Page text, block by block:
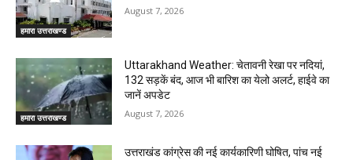
हमारा उत्तराखण्ड
August 7, 2026
हमारा उत्तराखण्ड
Uttarakhand Weather: चेतावनी रेखा पर नदियां,
132 सड़कें बंद, आज भी बारिश का येलो अलर्ट, हाईवे का
जानें अपडेट
August 7, 2026
उत्तराखंड कांग्रेस की नई कार्यकारिणी घोषित, पांच नई